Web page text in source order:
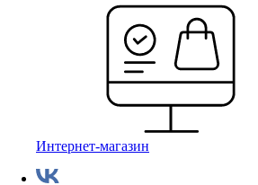
Интернет-магазин